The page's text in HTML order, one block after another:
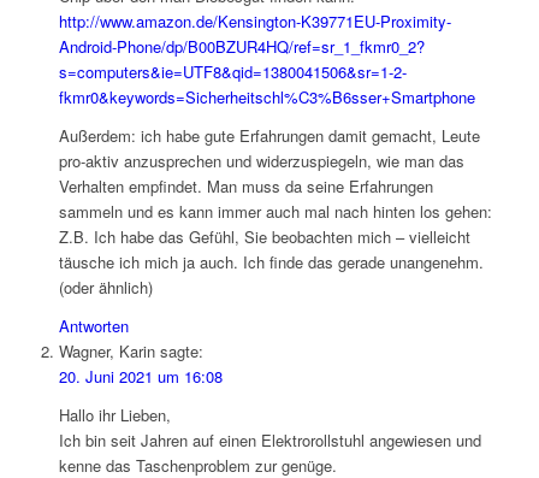
http://www.amazon.de/Kensington-K39771EU-Proximity-
Android-Phone/dp/B00BZUR4HQ/ref=sr_1_fkmr0_2?
s=computers&ie=UTF8&qid=1380041506&sr=1-2-
fkmr0&keywords=Sicherheitschl%C3%B6sser+Smartphone
Außerdem: ich habe gute Erfahrungen damit gemacht, Leute
pro-aktiv anzusprechen und widerzuspiegeln, wie man das
Verhalten empfindet. Man muss da seine Erfahrungen
sammeln und es kann immer auch mal nach hinten los gehen:
Z.B. Ich habe das Gefühl, Sie beobachten mich – vielleicht
täusche ich mich ja auch. Ich finde das gerade unangenehm.
(oder ähnlich)
Antworten
Wagner, Karin sagte:
20. Juni 2021 um 16:08
Hallo ihr Lieben,
Ich bin seit Jahren auf einen Elektrorollstuhl angewiesen und
kenne das Taschenproblem zur genüge.